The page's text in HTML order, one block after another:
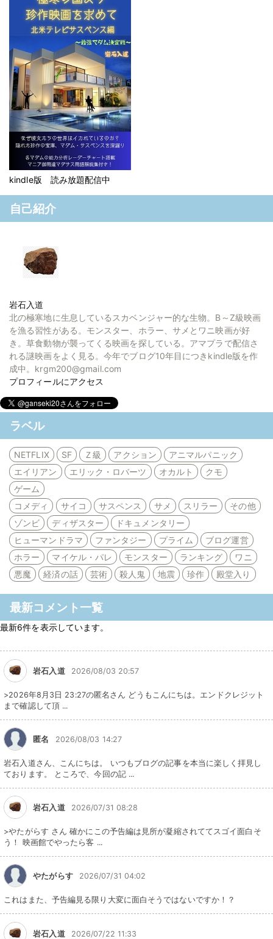
kindle版 読み放題配信中
自己紹介
岩石入道
北の極寒地に生息しているスカベンジャー的な生物。B～Z級映画
を漁る習性がある。モンスター、ホラー、サメとワニ映画が好
き。草食動物が襲ってくる映画を探している。アマプラで配信さ
れる謎映画をよく見る。今年でブログ10年目につきkindle版を作
成中。krgm200@gmail.com
プロフィールにアクセス
ラベル
NETFLIX SF Ｚ級 アクション
アニマルパニック
エイリアン
エリック・ロバーツ オカルト
クモ
ゲーム
コメディ
サイコ サスペンス サメ スリラー
その他
ゾンビ
ディザスター
ドキュメンタリー
ヒューマンドラマ
ファンタジー プライム
ブログ運営
ホラー
マイケル・パレ モンスター ランキング
ワニ
悪魔
経済の話 芸術 殺人鬼 地震 珍作 殿堂入り
最新コメント一覧
最新6件を表示しています。
岩石入道 2026/08/03 20:57
>2026年8月3日 23:27の匿名さん どうもこんにちは。エンドクレジット
まで確認して頂 ...
匿名 2026/08/03 14:27
岩石入道さん、こんにちは。 いつもブログの記事を本当に楽しく拝見し
ております。 ところで、今回の記 ...
岩石入道 2026/07/31 08:28
>やたがらす さん 確かにこの予告編は見所が凝縮されててスゴイ面白そ
う！ 映画館でやったら客 ...
やたがらす 2026/07/31 04:02
これはまた、予告編見る限り大変に面白そうではないですか！？
岩石入道 2026/07/22 11:33